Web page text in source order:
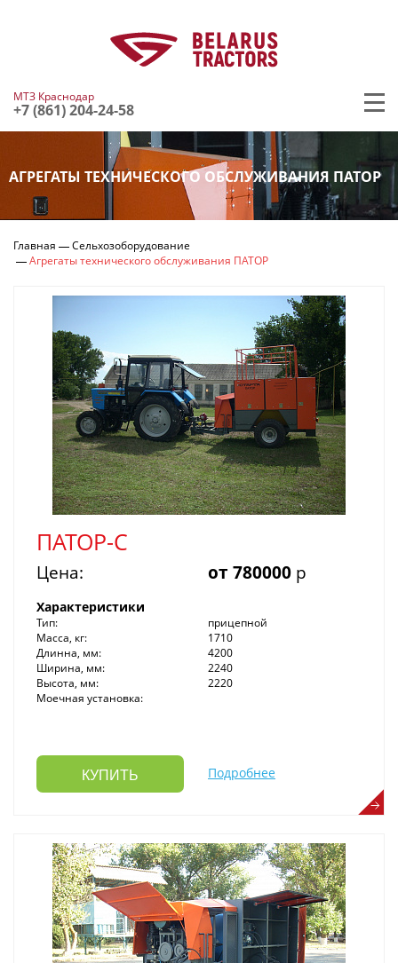
МТЗ Краснодар
+7 (861) 204-24-58
АГРЕГАТЫ ТЕХНИЧЕСКОГО ОБСЛУЖИВАНИЯ ПАТОР
Главная
Сельхозоборудование
Агрегаты технического обслуживания ПАТОР
ПАТОР-С
Цена: от 780000 р
Характеристики
Тип:
прицепной
Масса, кг:
1710
Длинна, мм:
4200
Ширина, мм:
2240
Высота, мм:
2220
Моечная установка:
КУПИТЬ Подробнее